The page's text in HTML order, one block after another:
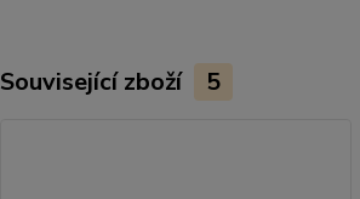
Související zboží 5